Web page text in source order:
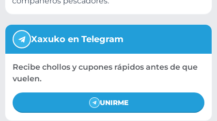
Xaxuko en Telegram
Recibe chollos y cupones rápidos antes de que
vuelen.
UNIRME